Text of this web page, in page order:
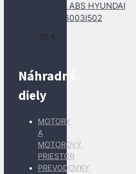
KOCKA ABS HYUNDAI
I40 BE6003I502
39 €
Náhradné
diely
MOTORY
A
MOTOROVÝ
PRIESTOR
PREVODOVKY